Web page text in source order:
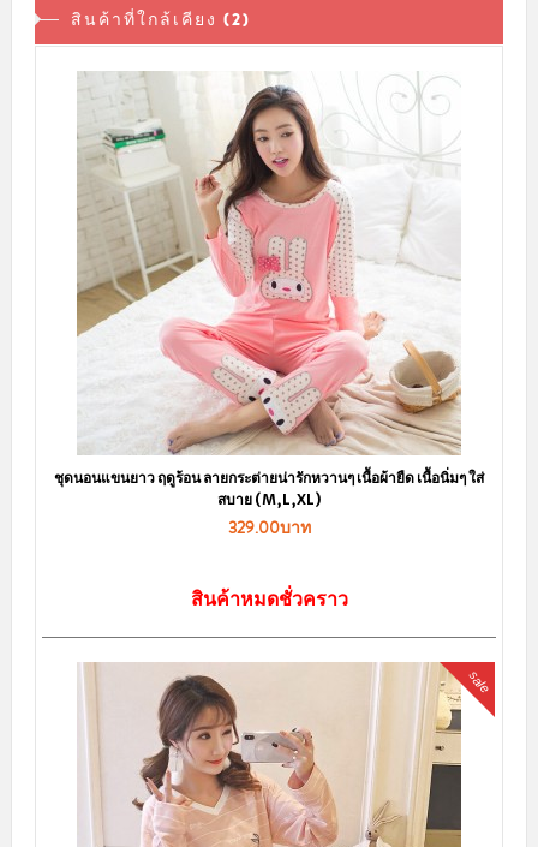
สินค้าที่ใกล้เคียง (2)
ชุดนอนแขนยาว ฤดูร้อน ลายกระต่ายน่ารักหวานๆ เนื้อผ้ายืด เนื้อนิ่มๆ ใส่
สบาย (M,L,XL)
329.00บาท
สินค้าหมดชั่วคราว
sale